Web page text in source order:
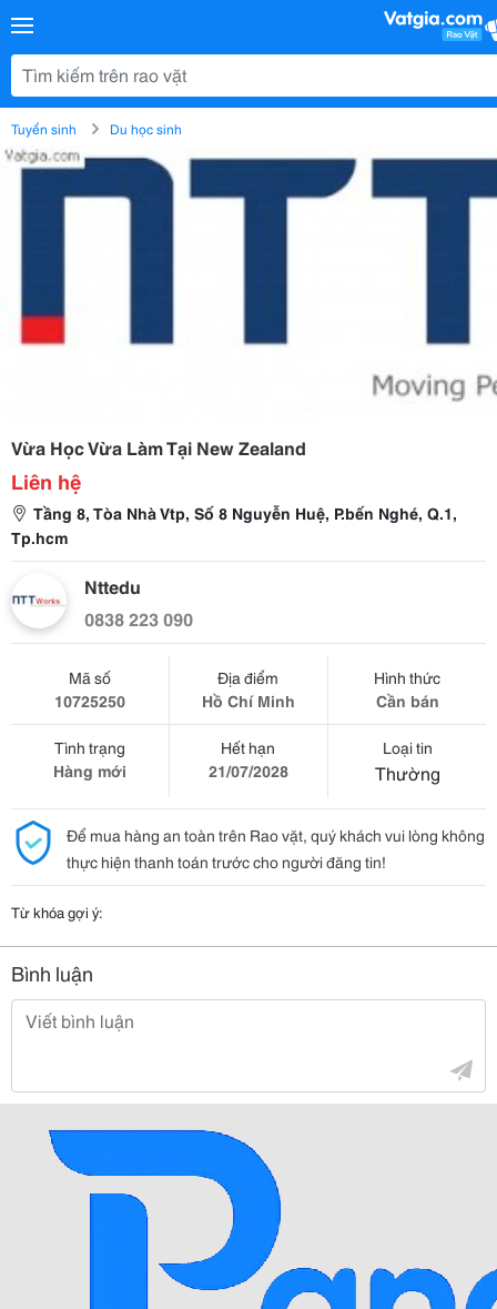
Tuyển sinh Du học sinh
Vừa Học Vừa Làm Tại New Zealand
Liên hệ
Tầng 8, Tòa Nhà Vtp, Số 8 Nguyễn Huệ, P.bến Nghé, Q.1,
Tp.hcm
Nttedu
0838 223 090
Mã số
10725250
Địa điểm
Hồ Chí Minh
Hình thức
Cần bán
Tình trạng
Hàng mới
Hết hạn
21/07/2028
Loại tin
Thường
Để mua hàng an toàn trên Rao vặt, quý khách vui lòng không
thực hiện thanh toán trước cho người đăng tin!
Từ khóa gợi ý:
Bình luận